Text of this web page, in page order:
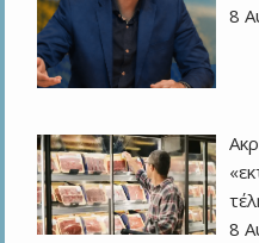
8
8